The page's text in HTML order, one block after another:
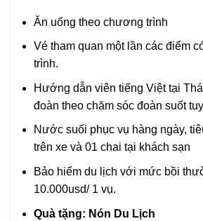
Ăn uống theo chương trình
Vé tham quan một lần các điểm
trình.
Hướng dẫn viên tiếng Việt tại
đoàn theo chăm sóc đoàn suốt
Nước suối phục vụ hàng ngày,
trên xe và 01 chai tại khách sạn
Bảo hiểm du lịch với mức bồi
10.000usd/ 1 vụ.
Quà tặng: Nón Du Lịch